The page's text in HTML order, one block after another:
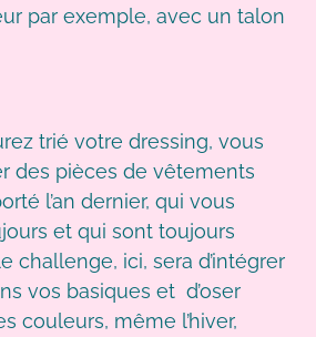
par exemple, avec un talon
trié votre dressing, vous
des pièces de vêtements
l’an dernier, qui vous
et qui sont toujours
challenge, ici, sera d’intégrer
vos basiques et d’oser
couleurs, même l’hiver,